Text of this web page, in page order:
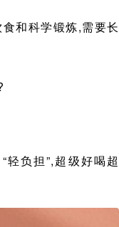
和科学锻炼,需要长
轻负担”,超级好喝超